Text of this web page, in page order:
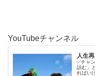
YouTubeチャンネル
人生
✅チャ
詰む」
ればい